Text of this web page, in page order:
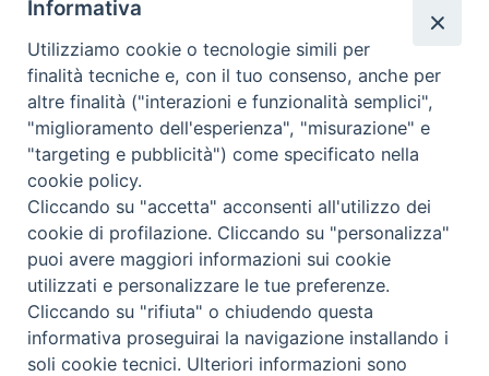
negativo: ne sconsigliamo la visione ad ogni specie di
pubblico. E
nazione:Stati Uniti
Contatti & Info
C.ne Aurelia, 50 – 00165 Roma
Informativa
Utilizziamo cookie o tecnologie simili per
finalità tecniche e, con il tuo consenso, anche per
altre finalità ("interazioni e funzionalità semplici",
"miglioramento dell'esperienza", "misurazione" e
"targeting e pubblicità") come specificato nella
cookie policy.
Cliccando su "accetta" acconsenti all'utilizzo dei
cookie di profilazione. Cliccando su "personalizza"
puoi avere maggiori informazioni sui cookie
utilizzati e personalizzare le tue preferenze.
Cliccando su "rifiuta" o chiudendo questa
informativa proseguirai la navigazione installando i
soli cookie tecnici. Ulteriori informazioni sono